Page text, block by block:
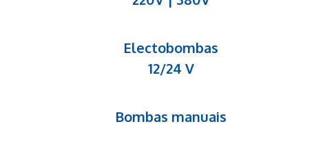
Electobombas
12/24 V
Bombas manuais